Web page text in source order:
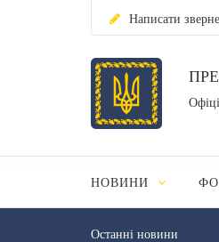
Написати
НОВИНИ
Останні новини